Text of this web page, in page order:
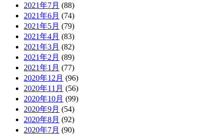
2021年7月 (88)
2021年6月 (74)
2021年5月 (79)
2021年4月 (83)
2021年3月 (82)
2021年2月 (89)
2021年1月 (77)
2020年12月 (96)
2020年11月 (56)
2020年10月 (99)
2020年9月 (54)
2020年8月 (92)
2020年7月 (90)